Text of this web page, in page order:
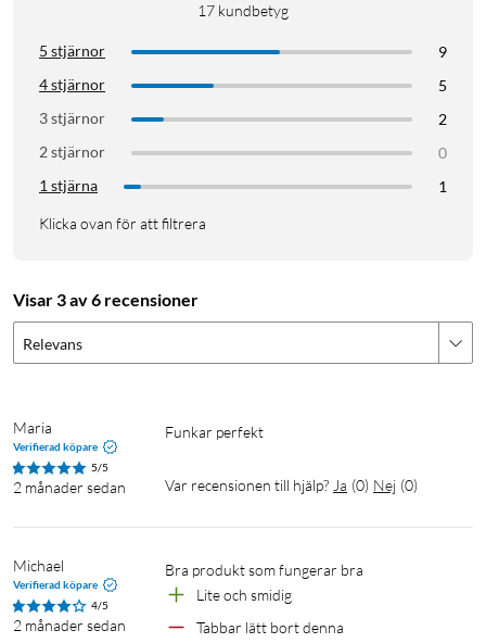
17 kundbetyg
5 stjärnor
9
4 stjärnor
5
3 stjärnor
2
2 stjärnor
0
1 stjärna
1
Klicka ovan för att filtrera
Visar 3 av 6 recensioner
Relevans
Maria
Verifierad köpare
5/5
2 månader sedan
Funkar perfekt
Var recensionen till hjälp? Ja (0) Nej (0)
Michael
Verifierad köpare
4/5
2 månader sedan
Lite och smidig
Tabbar lätt bort denna